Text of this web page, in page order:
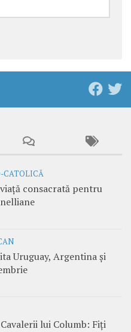
CATOLICĂ
consacrată pentru
Uruguay, Argentina și
lui Columb: Fiți